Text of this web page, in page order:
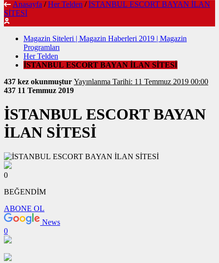
Anasayfa / Her Telden / İSTANBUL ESCORT BAYAN İLAN
SİTESİ
Magazin Siteleri | Magazin Haberleri 2019 | Magazin
Programları
Her Telden
İSTANBUL ESCORT BAYAN İLAN SİTESİ
437 kez okunmuştur
Yayınlanma Tarihi: 11 Temmuz 2019 00:00
437 11 Temmuz 2019
İSTANBUL ESCORT BAYAN
İLAN SİTESİ
0
BEĞENDİM
ABONE OL
News
0